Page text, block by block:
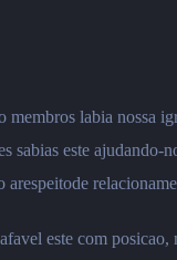
labia nossa
sabias este
este com